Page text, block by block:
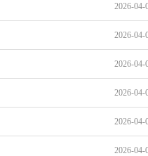
2026-04-
2026-04-
2026-04-
2026-04-
2026-04-
2026-04-